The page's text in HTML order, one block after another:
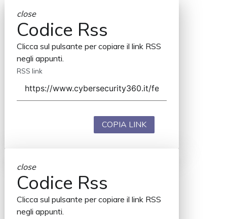
close
Codice Rss
Clicca sul pulsante per copiare il link RSS
negli appunti.
RSS link
COPIA LINK
close
Codice Rss
Clicca sul pulsante per copiare il link RSS
negli appunti.